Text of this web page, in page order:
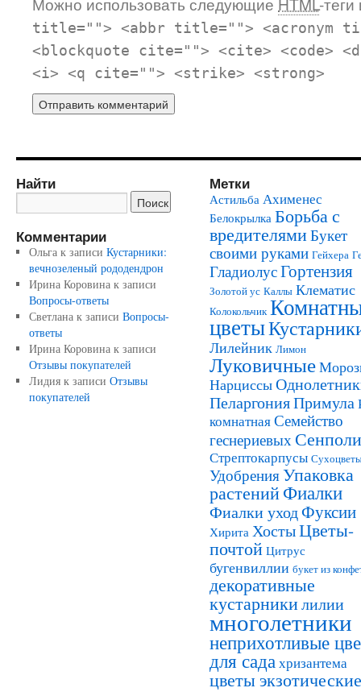
title=""> <abbr title=""> <acronym
<blockquote cite=""> <cite> <code>
<i> <q cite=""> <strike> <strong>
Найти
Комментарии
Ольгак записи Кустарники:
вечнозеленый рододендрон
Ирина Коровинак записи
Вопросы-ответы
Светланак записи Вопросы-
ответы
Ирина Коровинак записи
Отзывы покупателей
Лидияк записи Отзывы
покупателей
Метки
Астильба Ахименес
Белокрылка Борьба с
вредителямиБукет
своими руками Гейхера
ГладиолусГортензия
Золотой ус Каллы Клематис
Колокольчик
цветы
Лилейник Лимон
Луковичные
Нарциссы
ПеларгонияПримула
комнатнаяСемейство
геснериевых
Стрептокарпусы
УдобренияУпаковка
растенийФиалки
Фиалки уходФуксии
Хирита ХостыЦветы-
почтой Цитрус
бугенвиллии букет из
декоративные
кустарникилилии
многолетники
неприхотливые
для садахризантема
цветы экзотические